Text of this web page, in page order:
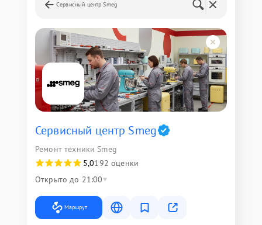
Сервисный центр Smeg
Сервисный центр Smeg
Ремонт техники Smeg
5,0192 оценки
Открыто до 21:00
Маршрут